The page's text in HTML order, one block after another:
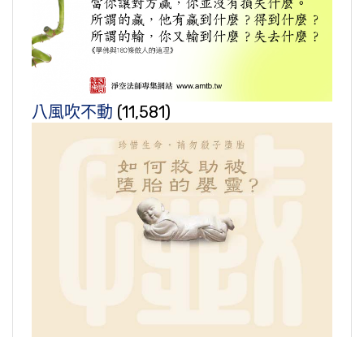
八風吹不動 (11,581)